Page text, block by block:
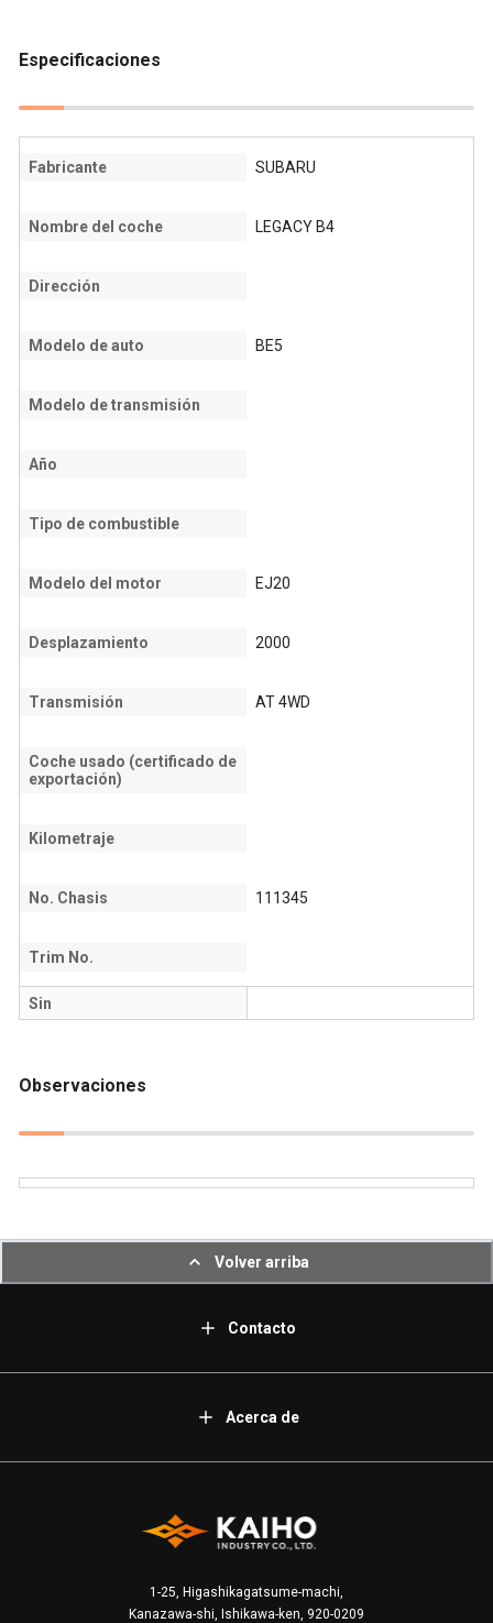
Especificaciones
Fabricante SUBARU
Nombre del coche LEGACY B4
Dirección
Modelo de auto BE5
Modelo de transmisión
Año
Tipo de combustible
Modelo del motor EJ20
Desplazamiento 2000
Transmisión AT 4WD
Coche usado (certificado de
exportación)
Kilometraje
No. Chasis 111345
Trim No.
Sin
Observaciones
Volver arriba
Contacto
Acerca de
1-25, Higashikagatsume-machi,
Kanazawa-shi, Ishikawa-ken, 920-0209